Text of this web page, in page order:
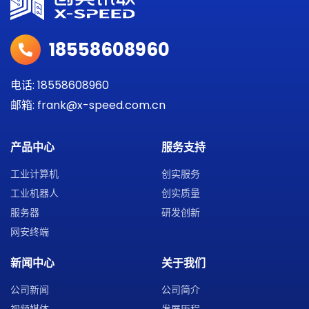
18558608960
电话: 18558608960
邮箱: frank@x-speed.com.cn
产品中心
工业计算机
工业机器人
服务器
网安终端
服务支持
创实服务
创实质量
研发创新
新闻中心
公司新闻
关于我们
公司简介